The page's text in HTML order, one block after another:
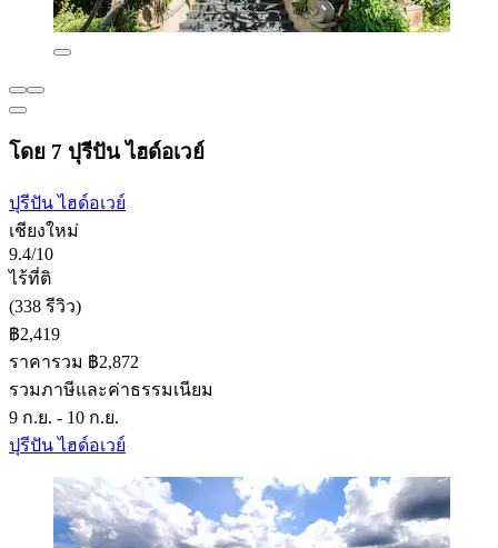
โดย 7 ปุรีปัน ไฮด์อเวย์
ปุรีปัน ไฮด์อเวย์
เชียงใหม่
9.4/10
ไร้ที่ติ
(338 รีวิว)
฿2,419
ราคารวม ฿2,872
รวมภาษีและค่าธรรมเนียม
9 ก.ย. - 10 ก.ย.
ปุรีปัน ไฮด์อเวย์